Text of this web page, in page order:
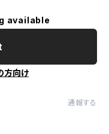
available
方向け
通報する